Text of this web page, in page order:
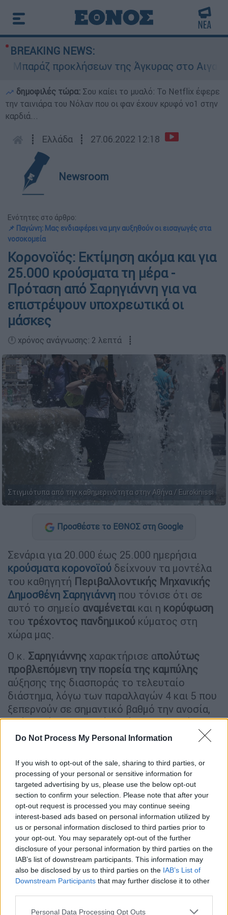
Do Not Process My Personal Information
If you wish to opt-out of the sale, sharing to third parties, or
processing of your personal or sensitive information for
targeted advertising by us, please use the below opt-out
section to confirm your selection. Please note that after your
opt-out request is processed you may continue seeing
interest-based ads based on personal information utilized by
us or personal information disclosed to third parties prior to
your opt-out. You may separately opt-out of the further
disclosure of your personal information by third parties on the
IAB’s list of downstream participants. This information may
also be disclosed by us to third parties on the IAB’s List of
Downstream Participants that may further disclose it to other
Please note that this website/app uses one or more Google
Personal Data Processing Opt Outs
BREAKING NEWS:
προκλήσεων της Άγκυρας στο Αιγαίο:
δημοφιλές τώρα: Σου καίει το μυαλό: Το Netflix έφερε
την ταινιάρα του Νόλαν που οι φαν έχουν κρυφό νο1 στην
καρδιά...
┋ Ελλάδα ┋ 27.06.2022 12:18
Newsroom
Ενότητες στο άρθρο:
📌 Παγώνη: Μας ενδιαφέρει να μην αυξηθούν οι εισαγωγές στα
νοσοκομεία
Κορονοϊός: Εκτίμηση ακόμα και για
25.000 κρούσματα τη μέρα -
Πρόταση από Σαρηγιάννη για να
επιστρέψουν υποχρεωτικά οι
μάσκες
🕛 χρόνος ανάγνωσης: 2 λεπτά ┋
Στιγμιότυπα από την καθημερινότητα στην Αθήνα / Eurokinissi
Προσθέστε το ΕΘΝΟΣ στη Google
Σενάρια για 20.000 έως 25.000 ημερήσια
κρούσματα κορoνοϊού δείχνουν τα μοντέλα
του καθηγητή Περιβαλλοντικής Μηχανικής
Δημοσθένη Σαρηγιάννη που τόνισε ότι σε
αυτό το σημείο αναμένεται και η κορύφωση
του τρέχοντος πανδημικού κύματος στη
χώρα μας.
Ο κ. Σαρηγιάννης χαρακτήρισε απολύτως
προβλεπόμενη την πορεία της καμπύλης
αύξησης της διασποράς το τελευταίο
διάστημα, λόγω των παραλλαγών 4 και 5 που
ξεπερνούν σε σημαντικό βαθμό την ανοσία,
ενώ παράλληλα τα μέτρα έχουν χαλαρώσει
και υπάρχουν τουριστικές ροές προς τη
Επίσης, μιλώντας στονΣΚΑΪσυνέστησε
χρήση μάσκας και πρότεινε να υπάρξειένα
επίπεδο υποχρεωτικότηταςσε χώρους με
μεγάλη επαφή με το κοινό.